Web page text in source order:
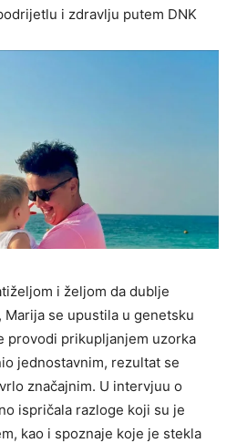
i zdravlju putem DNK
i željom da dublje
se upustila u genetsku
provodi prikupljanjem uzorka
jednostavnim, rezultat se
značajnim. U intervjuu o
ispričala razloge koji su je
kao i spoznaje koje je stekla